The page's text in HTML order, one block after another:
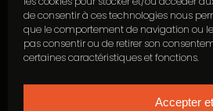
de consentir à ces technologies nous
que le comportement de navigation ou
pas consentir ou de retirer son
certaines caractéristiques et fonctions.
Accepter